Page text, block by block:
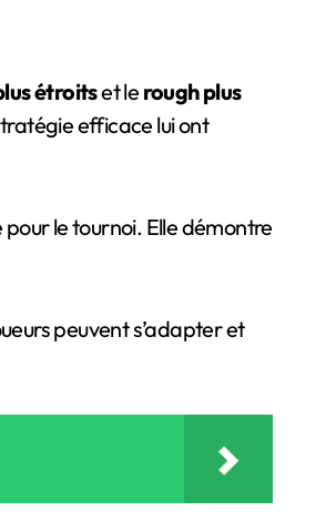
étroitset le rough plus
efficace lui ont
le tournoi. Elle démontre
peuvent s’adapter et